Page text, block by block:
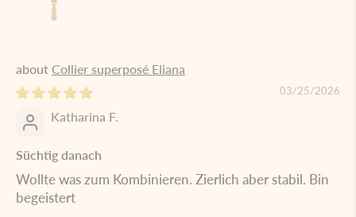
Collier superposé Eliana
03/25/2026
Katharina F.
Süchtig danach
Wollte was zum Kombinieren. Zierlich aber stabil. Bin
begeistert